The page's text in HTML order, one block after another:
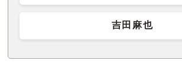
吉田麻也